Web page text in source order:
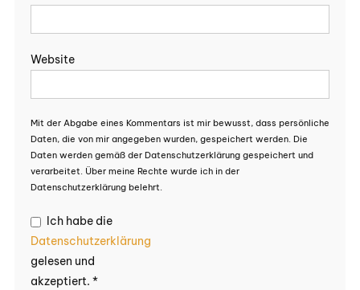
Website
Mit der Abgabe eines Kommentars ist mir bewusst, dass persönliche
Daten, die von mir angegeben wurden, gespeichert werden. Die
Daten werden gemäß der Datenschutzerklärung gespeichert und
verarbeitet. Über meine Rechte wurde ich in der
Datenschutzerklärung belehrt.
Ich habe die
Datenschutzerklärung
gelesen und
akzeptiert. *